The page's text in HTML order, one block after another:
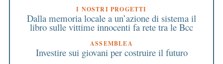
I NOSTRI PROGETTI
Dalla memoria locale a un’azione di sistema il
libro sulle vittime innocenti fa rete tra le Bcc
ASSEMBLEA
Investire sui giovani per costruire il futuro